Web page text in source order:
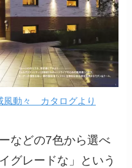
動々 カタログより
などの7色から選べ
グレードな」という